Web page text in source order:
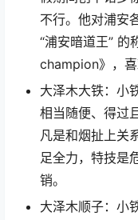
不行。他对浦安
“浦安暗道王” 的
champion》，喜
大泽木大铁：小
相当随便、得过
凡是和烟扯上关
足全力，特技是
销。
大泽木顺子：小